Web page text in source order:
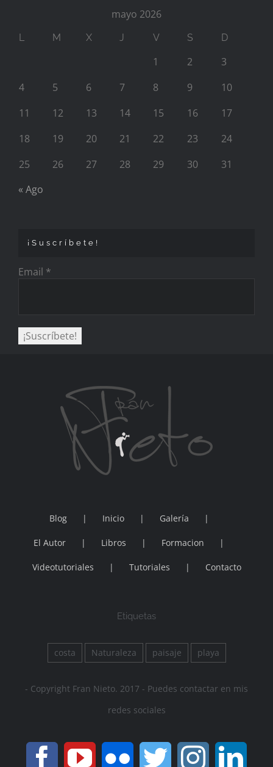
mayo 2026
L M X J V S D
1 2
3
4
5 6 7 8 9
10
11
12 13 14 15 16
17
18
19 20 21 22 23
24
25
26 27 28 29 30
31
« Ago
¡Suscríbete!
Email *
Blog Inicio Galería
El Autor Libros Formacion
Videotutoriales Tutoriales Contacto
Etiquetas
costa Naturaleza paisaje playa
- Copyright Fran Nieto. 2017 - Puedes contactar en mis
redes sociales